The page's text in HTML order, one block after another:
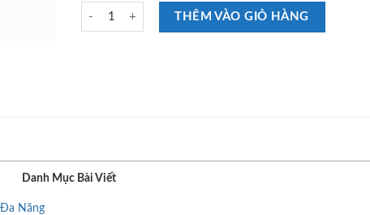
Giường Xếp Gấp Ba Khúc VN - GB110 số lượng
THÊM VÀO GIỎ HÀNG
Danh Mục Bài Viết
Năng